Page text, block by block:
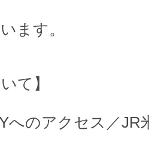
ます。
て】
へのアクセス／JR